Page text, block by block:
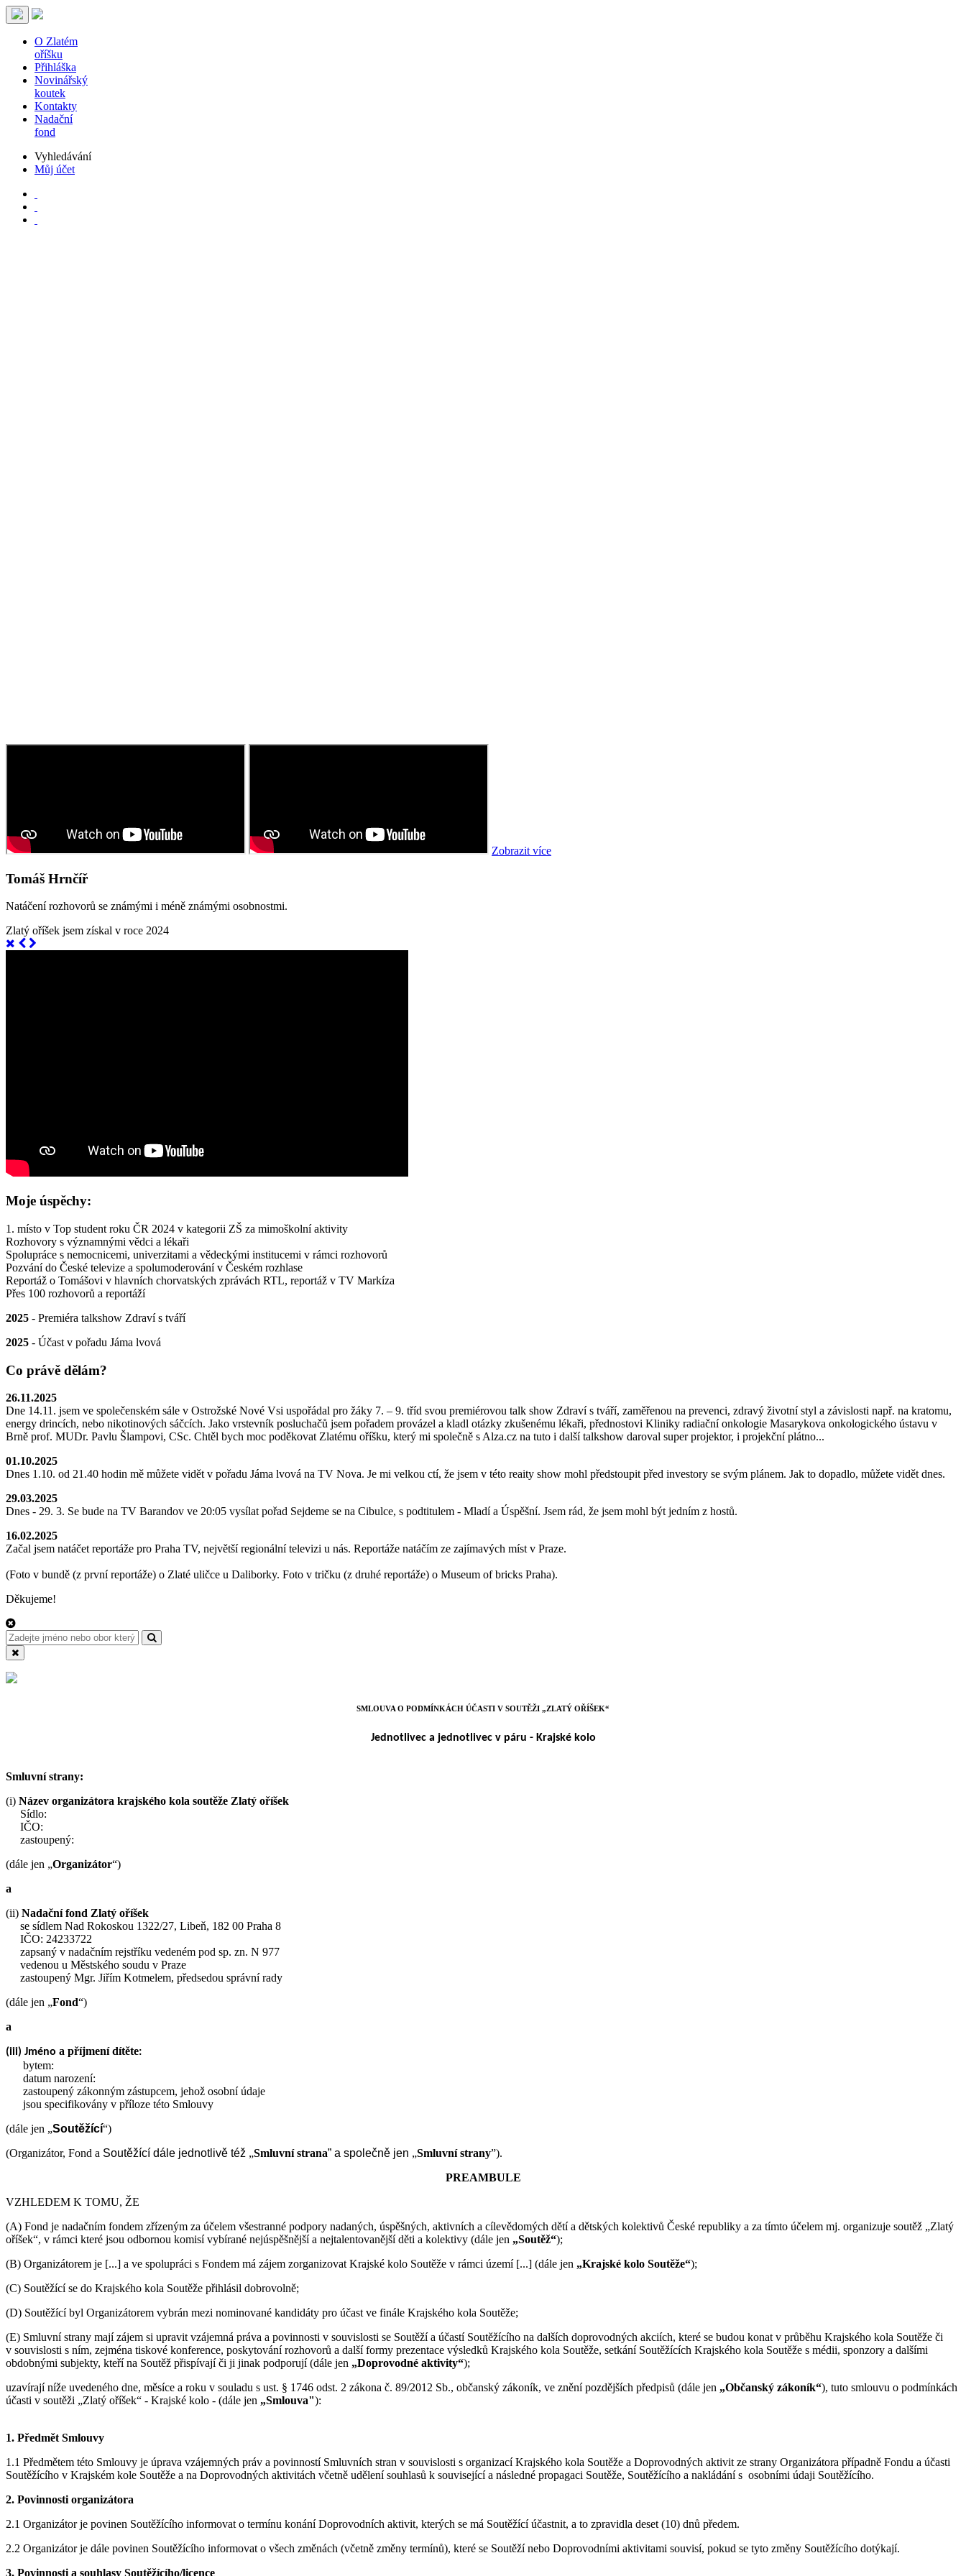
O Zlatém
oříšku
Přihláška
Novinářský
koutek
Kontakty
Nadační
fond
Vyhledávání
Můj účet
Zobrazit více
Tomáš Hrnčíř
Natáčení rozhovorů se známými i méně známými osobnostmi.
Zlatý oříšek jsem získal v roce 2024
Moje úspěchy:
1. místo v Top student roku ČR 2024 v kategorii ZŠ za mimoškolní aktivity
Rozhovory s významnými vědci a lékaři
Spolupráce s nemocnicemi, univerzitami a vědeckými institucemi v rámci rozhovorů
Pozvání do České televize a spolumoderování v Českém rozhlase
Reportáž o Tomášovi v hlavních chorvatských zprávách RTL, reportáž v TV Markíza
Přes 100 rozhovorů a reportáží
2025 - Premiéra talkshow Zdraví s tváří
2025 - Účast v pořadu Jáma lvová
Co právě dělám?
26.11.2025
Dne 14.11. jsem ve společenském sále v Ostrožské Nové Vsi uspořádal pro žáky 7. – 9. tříd svou premiérovou talk show Zdraví s tváří, zaměřenou na prevenci, zdravý životní styl a závislosti např. na kratomu,
energy drincích, nebo nikotinových sáčcích. Jako vrstevník posluchačů jsem pořadem provázel a kladl otázky zkušenému lékaři, přednostovi Kliniky radiační onkologie Masarykova onkologického ústavu v
Brně prof. MUDr. Pavlu Šlampovi, CSc. Chtěl bych moc poděkovat Zlatému oříšku, který mi společně s Alza.cz na tuto i další talkshow daroval super projektor, i projekční plátno...
01.10.2025
Dnes 1.10. od 21.40 hodin mě můžete vidět v pořadu Jáma lvová na TV Nova. Je mi velkou ctí, že jsem v této reaity show mohl předstoupit před investory se svým plánem. Jak to dopadlo, můžete vidět dnes.
29.03.2025
Dnes - 29. 3. Se bude na TV Barandov ve 20:05 vysílat pořad Sejdeme se na Cibulce, s podtitulem - Mladí a Úspěšní. Jsem rád, že jsem mohl být jedním z hostů.
16.02.2025
Začal jsem natáčet reportáže pro Praha TV, největší regionální televizi u nás. Reportáže natáčím ze zajímavých míst v Praze.
(Foto v bundě (z první reportáže) o Zlaté uličce u Daliborky. Foto v tričku (z druhé reportáže) o Museum of bricks Praha).
Děkujeme!
SMLOUVA O PODMÍNKÁCH ÚČASTI V SOUTĚŽI „ZLATÝ OŘÍŠEK“
Jednotlivec a jednotlivec v páru - Krajské kolo
Smluvní strany:
(i) Název organizátora krajského kola soutěže Zlatý oříšek
Sídlo:
IČO:
zastoupený:
(dále jen „Organizátor“)
a
(ii) Nadační fond Zlatý oříšek
se sídlem Nad Rokoskou 1322/27, Libeň, 182 00 Praha 8
IČO: 24233722
zapsaný v nadačním rejstříku vedeném pod sp. zn. N 977
vedenou u Městského soudu v Praze
zastoupený Mgr. Jiřím Kotmelem, předsedou správní rady
(dále jen „Fond“)
a
(iii) Jméno a příjmení dítěte:
bytem:
datum narození:
zastoupený zákonným zástupcem, jehož osobní údaje
jsou specifikovány v příloze této Smlouvy
(dále jen „Soutěžící“)
(Organizátor, Fond a Soutěžící dále jednotlivě též „Smluvní strana” a společně jen „Smluvní strany”).
PREAMBULE
VZHLEDEM K TOMU, ŽE
(A) Fond je nadačním fondem zřízeným za účelem všestranné podpory nadaných, úspěšných, aktivních a cílevědomých dětí a dětských kolektivů České republiky a za tímto účelem mj. organizuje soutěž „Zlatý
oříšek“, v rámci které jsou odbornou komisí vybírané nejúspěšnější a nejtalentovanější děti a kolektivy (dále jen „Soutěž“);
(B) Organizátorem je [...] a ve spolupráci s Fondem má zájem zorganizovat Krajské kolo Soutěže v rámci území [...] (dále jen „Krajské kolo Soutěže“);
(C) Soutěžící se do Krajského kola Soutěže přihlásil dobrovolně;
(D) Soutěžící byl Organizátorem vybrán mezi nominované kandidáty pro účast ve finále Krajského kola Soutěže;
(E) Smluvní strany mají zájem si upravit vzájemná práva a povinnosti v souvislosti se Soutěží a účastí Soutěžícího na dalších doprovodných akciích, které se budou konat v průběhu Krajského kola Soutěže či
v souvislosti s ním, zejména tiskové konference, poskytování rozhovorů a další formy prezentace výsledků Krajského kola Soutěže, setkání Soutěžících Krajského kola Soutěže s médii, sponzory a dalšími
obdobnými subjekty, kteří na Soutěž přispívají či ji jinak podporují (dále jen „Doprovodné aktivity“);
uzavírají níže uvedeného dne, měsíce a roku v souladu s ust. § 1746 odst. 2 zákona č. 89/2012 Sb., občanský zákoník, ve znění pozdějších předpisů (dále jen „Občanský zákoník“), tuto smlouvu o podmínkách
účasti v soutěži „Zlatý oříšek“ - Krajské kolo - (dále jen „Smlouva"):
1. Předmět Smlouvy
1.1 Předmětem této Smlouvy je úprava vzájemných práv a povinností Smluvních stran v souvislosti s organizací Krajského kola Soutěže a Doprovodných aktivit ze strany Organizátora případně Fondu a účasti
Soutěžícího v Krajském kole Soutěže a na Doprovodných aktivitách včetně udělení souhlasů k související a následné propagaci Soutěže, Soutěžícího a nakládání s osobními údaji Soutěžícího.
2. Povinnosti organizátora
2.1 Organizátor je povinen Soutěžícího informovat o termínu konání Doprovodních aktivit, kterých se má Soutěžící účastnit, a to zpravidla deset (10) dnů předem.
2.2 Organizátor je dále povinen Soutěžícího informovat o všech změnách (včetně změny termínů), které se Soutěží nebo Doprovodními aktivitami souvisí, pokud se tyto změny Soutěžícího dotýkají.
3. Povinnosti a souhlasy Soutěžícího/licence